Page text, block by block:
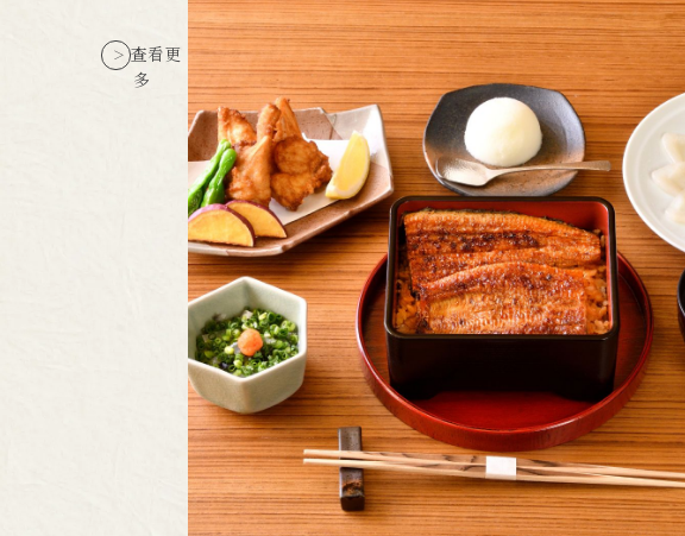
查看更
多